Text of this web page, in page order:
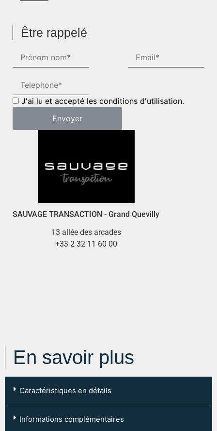
Être rappelé
J'ai lu et accepté les conditions d'utilisation.
SAUVAGE TRANSACTION - Grand Quevilly
13 allée des arcades
+33 2 32 11 60 00
En savoir plus
Caractéristiques en détails
Informations complémentaires